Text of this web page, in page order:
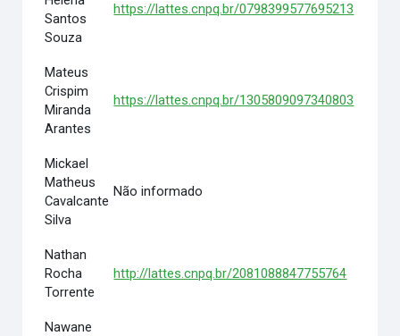
Santos
Souza
https://lattes.cnpq.br/0798399577695213
Mateus
Crispim
Miranda
Arantes
https://lattes.cnpq.br/1305809097340803
Mickael
Matheus
Cavalcante
Silva
Não informado
Nathan
Rocha
Torrente
http://lattes.cnpq.br/2081088847755764
Nawane